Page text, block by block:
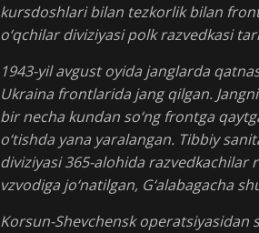
kursdoshlari bilan tezkorlik bilan
o‘qchilar diviziyasi polk razvedkasi
1943-yil avgust oyida janglarda
Ukraina frontlarida jang qilgan.
bir necha kundan so‘ng frontga
o‘tishda yana yaralangan. Tibbiy
diviziyasi 365-alohida razvedkachilar
vzvodiga jo‘natilgan, G‘alabagacha
Korsun-Shevchensk operatsiyasidan